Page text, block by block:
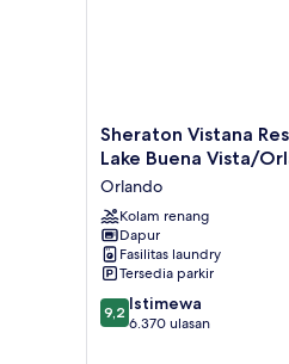
Sheraton
Vistana
Villas,
Lake
Buena
Vista/Orlando
Orlando
Sheraton Vistana
Lake Buena Vista/
Orlando
Kolam renang
Dapur
Fasilitas laundry
Tersedia parkir
9.2
dari
9,2 Istimewa
6.370 ulasan